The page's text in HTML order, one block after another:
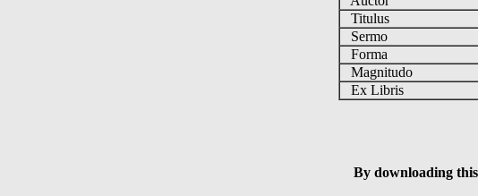
Titulus
Sermo
Forma
Magnitudo
Ex Libris
By downloading